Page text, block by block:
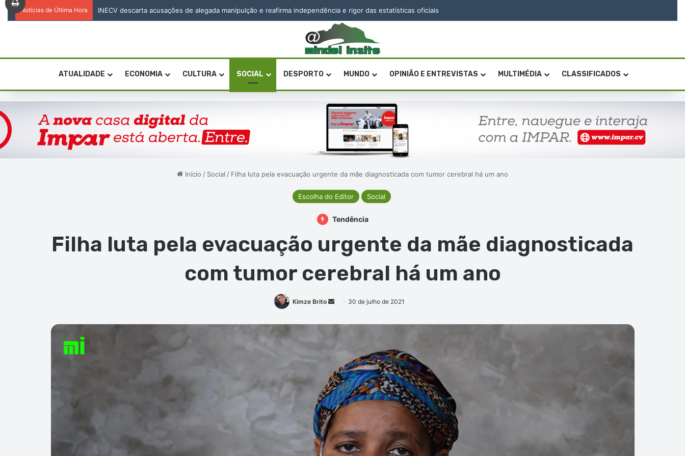
Notícias de Última Hora INECV descarta acusações de alegada manipulção e reafirma independência e rigor das estatísticas oficiais
ATUALIDADE ECONOMIA CULTURA SOCIAL DESPORTO MUNDO OPINIÃO E ENTREVISTAS MULTIMÉDIA CLASSIFICADOS
Início / Social / Filha luta pela evacuação urgente da mãe diagnosticada com tumor cerebral há um ano
Escolha do Editor Social
Tendência
Filha luta pela evacuação urgente da mãe diagnosticada
com tumor cerebral há um ano
Kimze Brito
Mande
e-
30 de julho de 2021